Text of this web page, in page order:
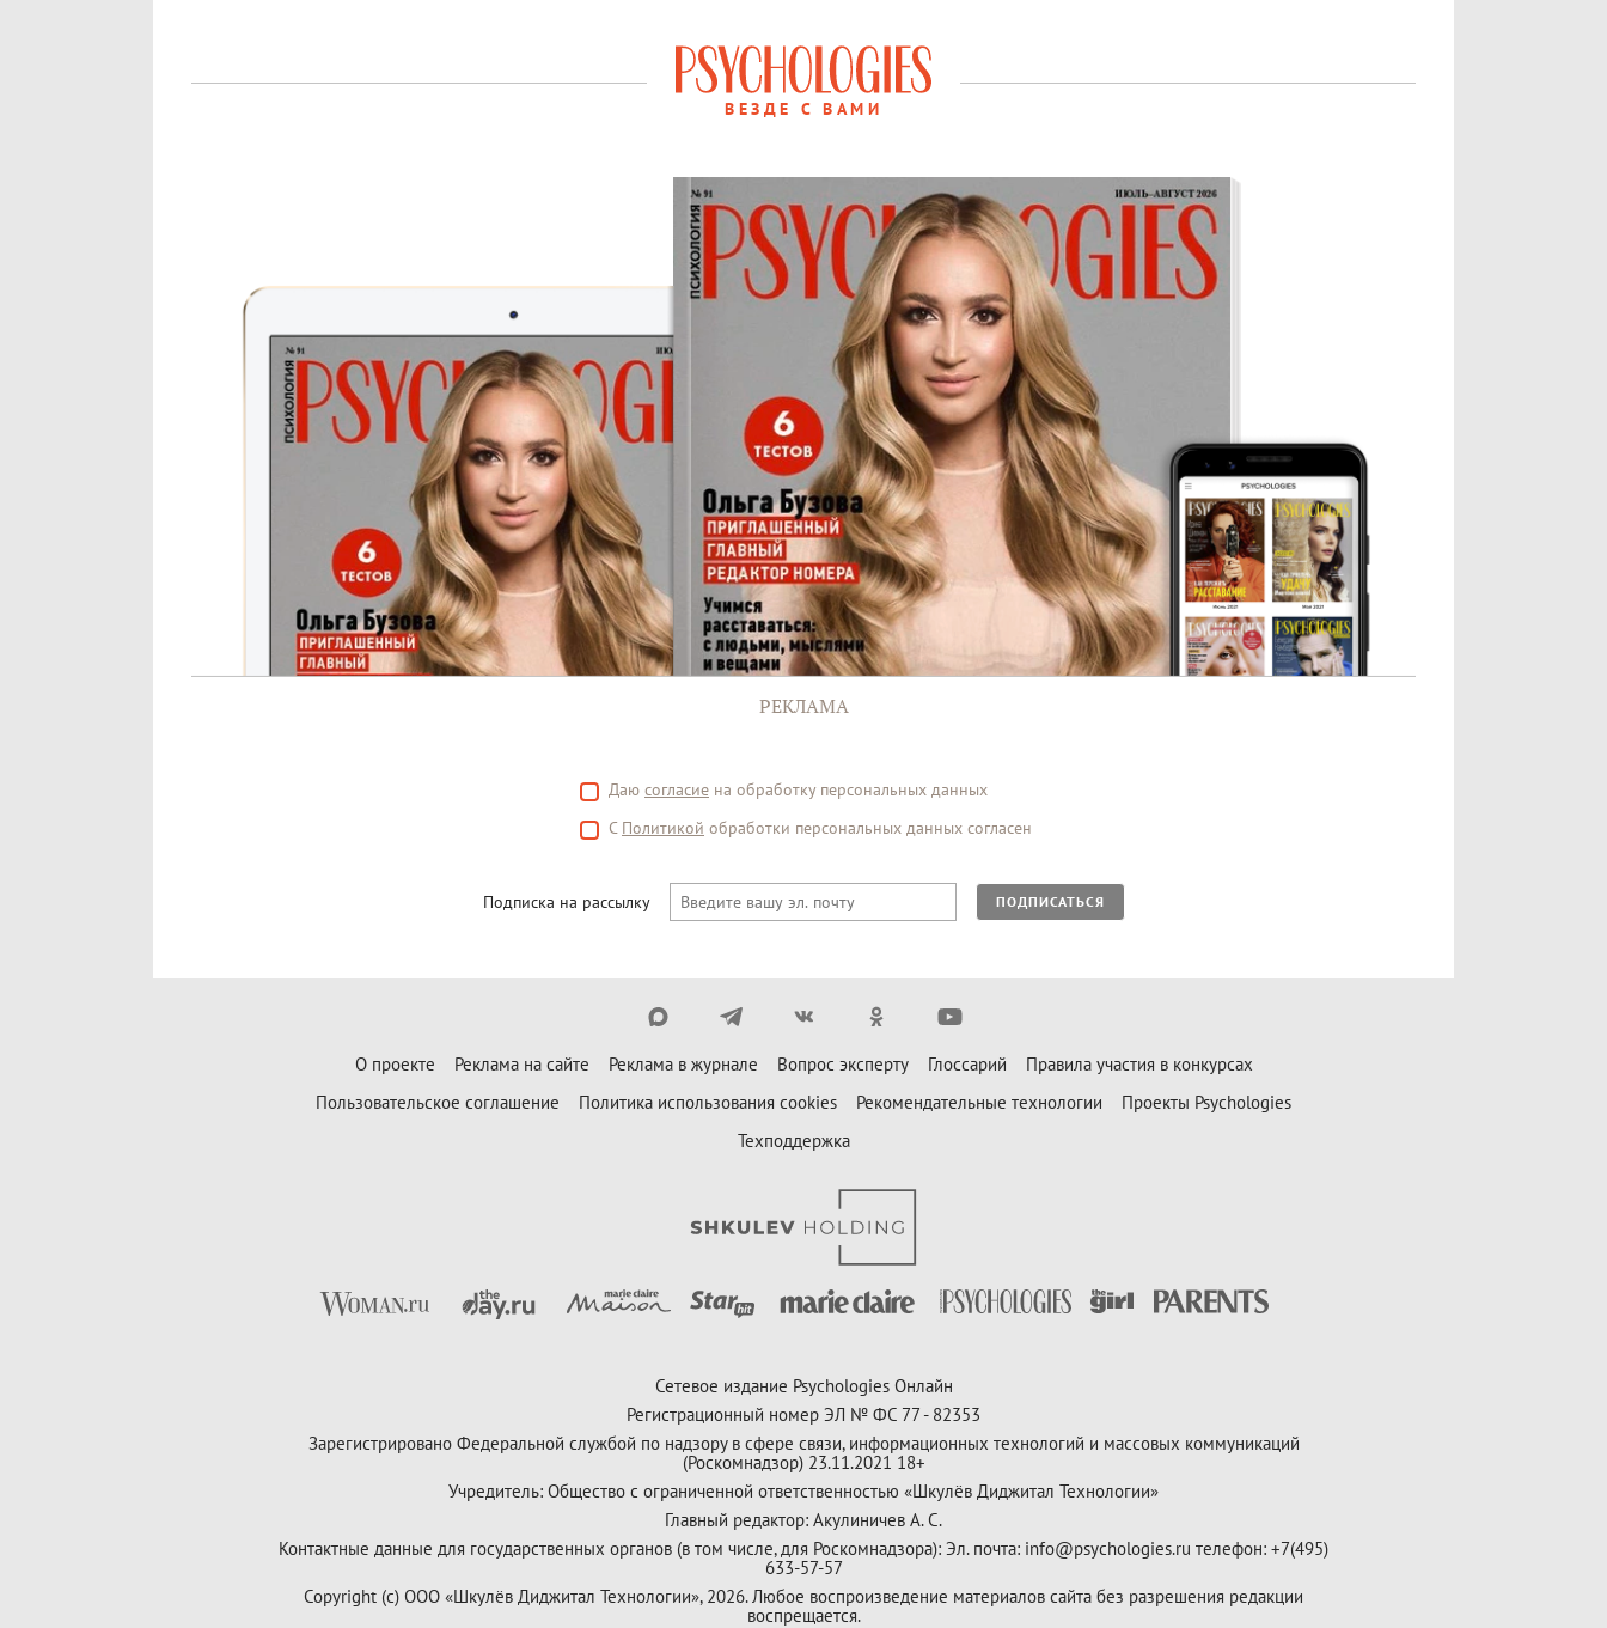
ВЕЗДЕ С ВАМИ
РЕКЛАМА
Даю согласие на обработку персональных данных
С Политикой обработки персональных данных согласен
Подписка на рассылку ПОДПИСАТЬСЯ
О проекте Реклама на сайте Реклама в журнале Вопрос эксперту Глоссарий
Правила участия в конкурсах
Пользовательское соглашение
Политика использования cookies Рекомендательные технологии
Проекты Psychologies
Техподдержка
Сетевое издание Psychologies Онлайн
Регистрационный номер ЭЛ № ФС 77 - 82353
Зарегистрировано Федеральной службой по надзору в сфере связи, информационных технологий и массовых коммуникаций
(Роскомнадзор) 23.11.2021 18+
Учредитель: Общество с ограниченной ответственностью «Шкулёв Диджитал Технологии»
Главный редактор: Акулиничев А. С.
Контактные данные для государственных органов (в том числе, для Роскомнадзора): Эл. почта: info@psychologies.ru телефон: +7(495)
633-57-57
Copyright (с) ООО «Шкулёв Диджитал Технологии», 2026. Любое воспроизведение материалов сайта без разрешения редакции
воспрещается.